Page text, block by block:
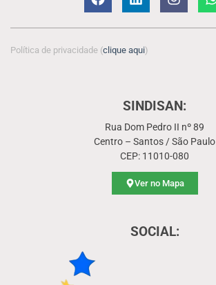
Política de privacidade (clique aqui)
SINDISAN:
Rua Dom Pedro II nº 89
Centro – Santos / São Paulo
CEP: 11010-080
Ver no Mapa
SOCIAL: